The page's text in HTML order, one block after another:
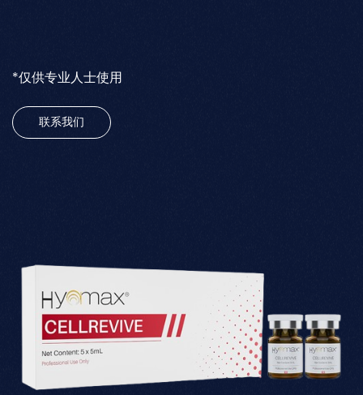
*仅供专业人士使用
联系我们